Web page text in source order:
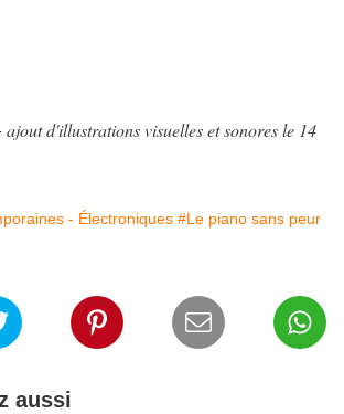
d'illustrations visuelles et sonores le 14
- Électroniques #Le piano sans peur
aussi